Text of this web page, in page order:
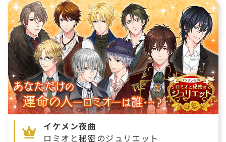
イケメン夜曲
ロミオと秘密のジュリエット